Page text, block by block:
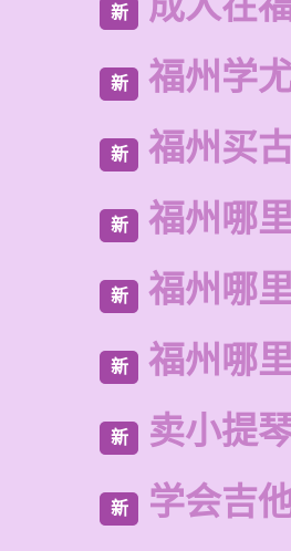
新
新 福州学
新 福州买
新 福州哪
新 福州哪
新 福州哪
新 卖小提
新 学会吉